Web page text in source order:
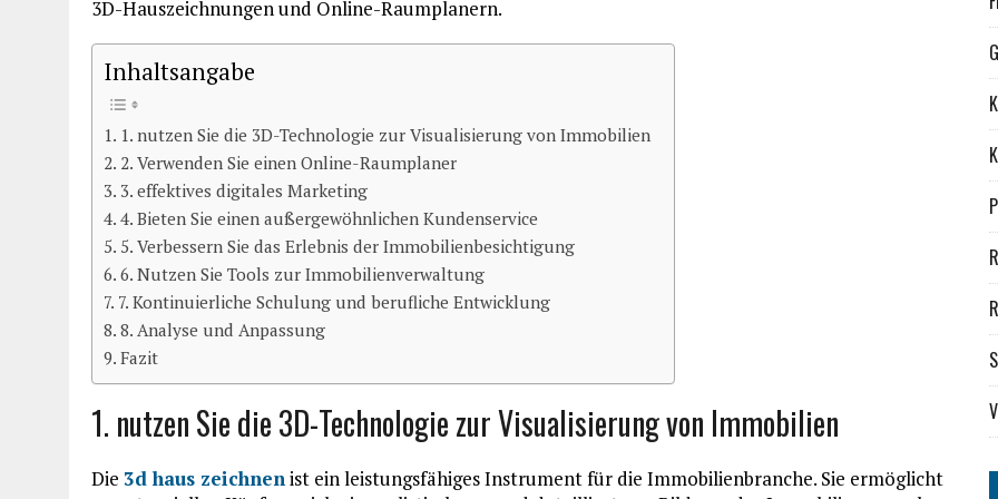
3D-Hauszeichnungen und Online-Raumplanern.
Inhaltsangabe
1. nutzen Sie die 3D-Technologie zur Visualisierung von Immobilien
2. Verwenden Sie einen Online-Raumplaner
3. effektives digitales Marketing
4. Bieten Sie einen außergewöhnlichen Kundenservice
5. Verbessern Sie das Erlebnis der Immobilienbesichtigung
6. Nutzen Sie Tools zur Immobilienverwaltung
7. Kontinuierliche Schulung und berufliche Entwicklung
8. Analyse und Anpassung
Fazit
1. nutzen Sie die 3D-Technologie zur Visualisierung von Immobilien
Die 3d haus zeichnenist ein leistungsfähiges Instrument für die Immobilienbranche. Sie ermöglicht